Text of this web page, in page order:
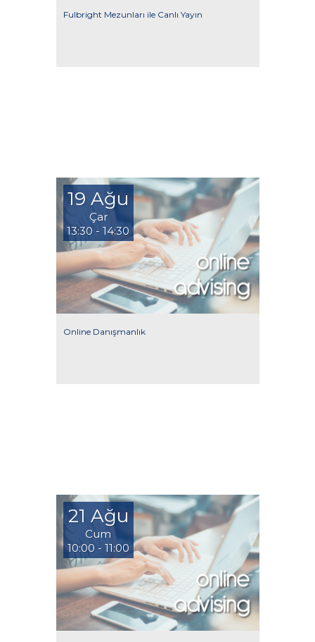
Fulbright Mezunları ile Canlı Yayın
19 Ağu
Çar
13:30 - 14:30
Online Danışmanlık
21 Ağu
Cum
10:00 - 11:00